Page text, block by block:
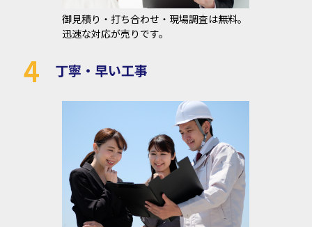
御見積り・打ち合わせ・現場調査は無料。
迅速な対応が売りです。
4 丁寧・早い工事